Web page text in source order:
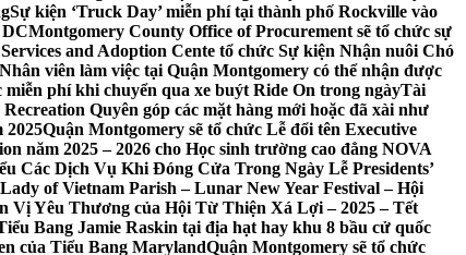
Sự kiện ‘Truck Day’ miễn phí tại thành phố Rockville vào
Montgomery County Office of Procurement sẽ tổ chức sự
and Adoption Cente tổ chức Sự kiện Nhận nuôi Chó
viên làm việc tại Quận Montgomery có thể nhận được
phí khi chuyển qua xe buýt Ride On trong ngàyTài
Quyên góp các mặt hàng mới hoặc đã xài như
2025Quận Montgomery sẽ tổ chức Lễ đổi tên Executive
năm 2025 – 2026 cho Học sinh trường cao đẳng NOVA
Các Dịch Vụ Khi Đóng Cửa Trong Ngày Lễ Presidents’
of Vietnam Parish – Lunar New Year Festival – Hội
Vị Yêu Thương của Hội Từ Thiện Xá Lợi – 2025 – Tết
Bang Jamie Raskin tại địa hạt hay khu 8 bầu cử quốc
của Tiểu Bang MarylandQuận Montgomery sẽ tổ chức